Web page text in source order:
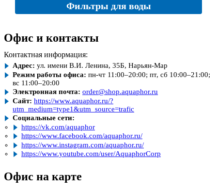
Фильтры для воды
Офис и контакты
Контактная информация:
Адрес: ул. имени В.И. Ленина, 35Б, Нарьян-Мар
Режим работы офиса: пн-чт 11:00–20:00; пт, сб 10:00–21:00;
вс 11:00–20:00
Электронная почта: order@shop.aquaphor.ru
Сайт: https://www.aquaphor.ru/?
utm_medium=type1&utm_source=trafic
Социальные сети:
https://vk.com/aquaphor
https://www.facebook.com/aquaphor.ru/
https://www.instagram.com/aquaphor.ru/
https://www.youtube.com/user/AquaphorCorp
Офис на карте